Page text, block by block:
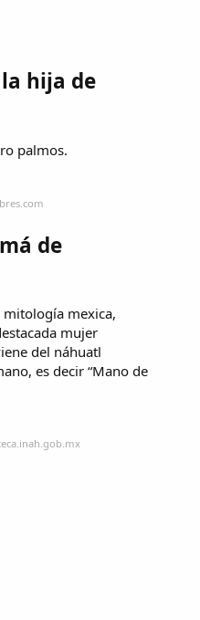
hija de
palmos.
de
mexica,
mujer
del náhuatl
es decir “Mano de